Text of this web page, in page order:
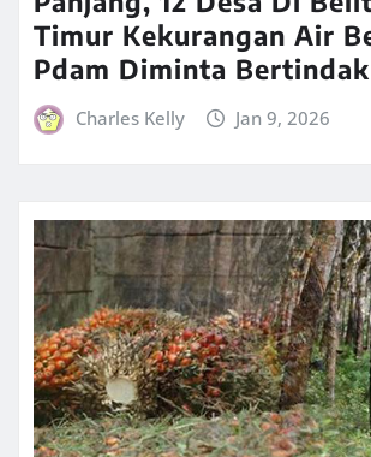
Timur Kekurangan Air
Pdam Diminta
Charles Kelly Jan 9, 2026